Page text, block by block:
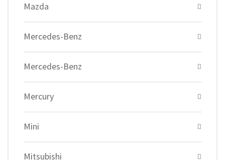
Mazda
Mercedes-Benz
Mercedes-Benz
Mercury
Mini
Mitsubishi